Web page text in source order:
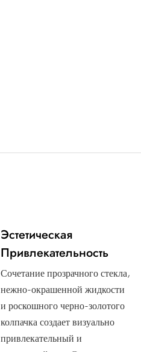
Эстетическая
Привлекательность
Сочетание прозрачного стекла,
нежно-окрашенной жидкости
и роскошного черно-золотого
колпачка создает визуально
привлекательный и